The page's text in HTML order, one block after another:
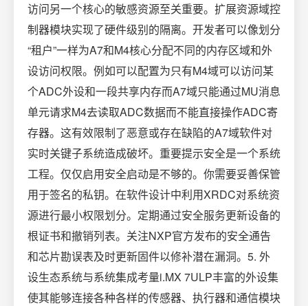
访问另一个核心的敏感资源至关重要。扩展资源域控
制器模块实现了硬件级别的隔离。开发者可以像划分
“租户”一样为A7和M4核心分配不同的内存区域和外
设访问权限。例如可以配置为只有M4域可以访问某
个ADC外设和一段共享内存而A7域只能通过MU消息
单元请求M4去读取ADC数据而不能直接操作ADC寄
存器。这有效限制了恶意或存在缺陷的A7域软件对
实时关键子系统造成破坏。重要提示安全是一个系统
工程。仅仅启用安全启动是不够的。你需要妥善保管
用于签名的私钥。在软件设计中利用XRDC对系统资
源进行最小权限划分。定期通过安全服务更新设备的
根证书和撤销列表。关注NXP官方发布的安全通告
和芯片勘误表及时更新固件以修补潜在漏洞。5. 外
设生态系统与系统集成考量i.MX 7ULP丰富的外设集
使其能够连接各种各样的传感器、执行器和通信模块